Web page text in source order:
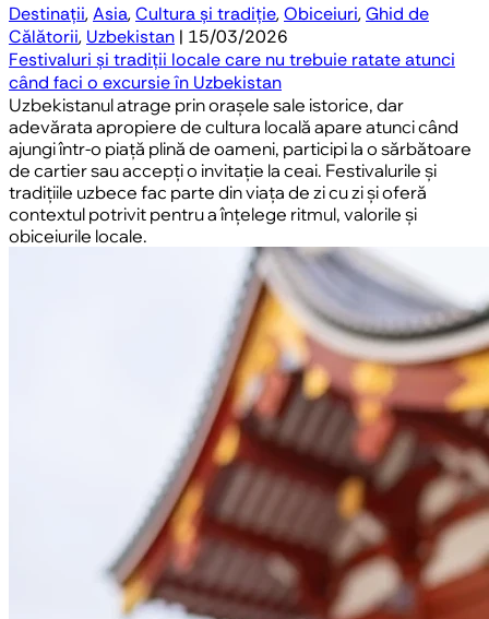
Destinații,Asia,Cultura și tradiție,Obiceiuri,Ghid de
Călătorii, Uzbekistan | 15/03/2026
Festivaluri și tradiții locale care nu trebuie ratate atunci
când faci o excursie în Uzbekistan
Uzbekistanul atrage prin orașele sale istorice, dar
adevărata apropiere de cultura locală apare atunci când
ajungi într-o piață plină de oameni, participi la o sărbătoare
de cartier sau accepți o invitație la ceai. Festivalurile și
tradițiile uzbece fac parte din viața de zi cu zi și oferă
contextul potrivit pentru a înțelege ritmul, valorile și
obiceiurile locale.